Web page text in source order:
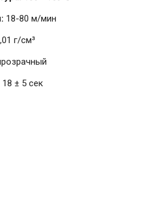
18-80 м/мин
г/см³
18 ± 5 сек